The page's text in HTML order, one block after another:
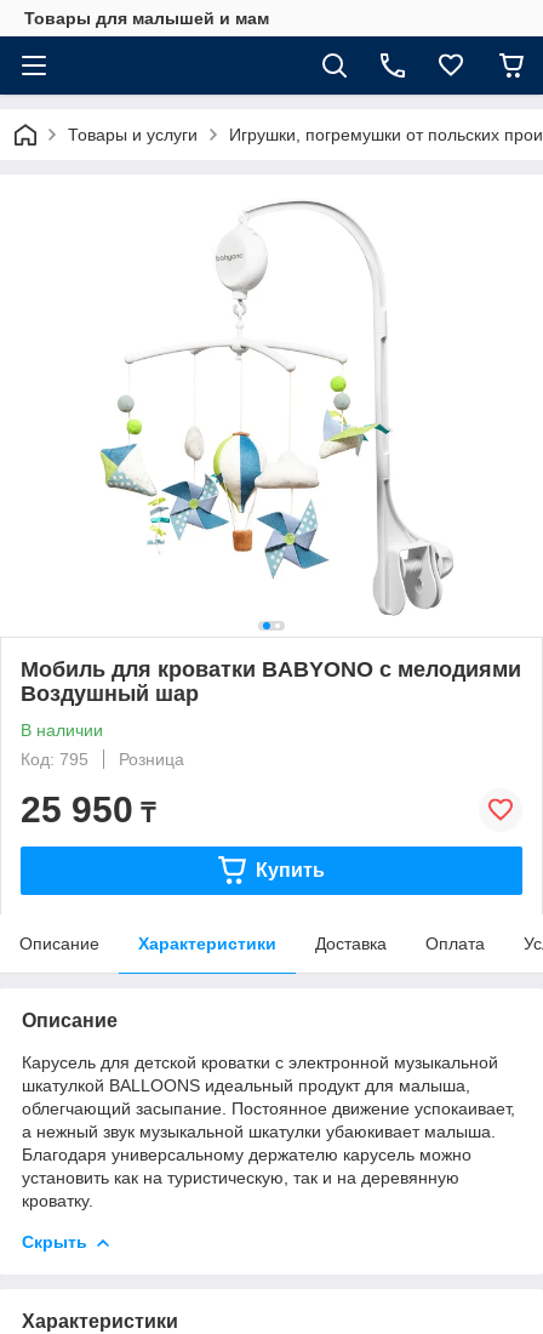
Товары для малышей и мам
Товары и услуги Игрушки, погремушки от польских
Мобиль для кроватки BABYONO с мелодиями
Воздушный шар
В наличии
Код: 795
Розница
25 950 ₸
Купить
Описание Характеристики Доставка Оплата
Описание
Карусель для детской кроватки с электронной музыкальной
шкатулкой BALLOONS идеальный продукт для малыша,
облегчающий засыпание. Постоянное движение успокаивает,
а нежный звук музыкальной шкатулки убаюкивает малыша.
Благодаря универсальному держателю карусель можно
установить как на туристическую, так и на деревянную
кроватку.
Скрыть
Характеристики